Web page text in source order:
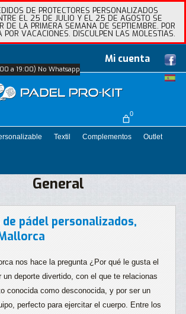
DE PROTECTORES PERSONALIZADOS
EL 25 DE JULIO Y EL 25 DE AGOSTO SE
DE LA PRIMERA SEMANA DE SEPTIEMBRE. POR
POR VACACIONES. DISCULPEN LAS MOLESTIAS.
Mi cuenta
a 19:00) No Whatsapp
0
Textil Complementos Outlet
General
pádel personalizados,
nos hace la pregunta ¿Por qué le gusta el
un deporte divertido, con el que te relacionas
conocida como desconocida, y por ser un
perfecto para ejercitar el cuerpo. Entre los